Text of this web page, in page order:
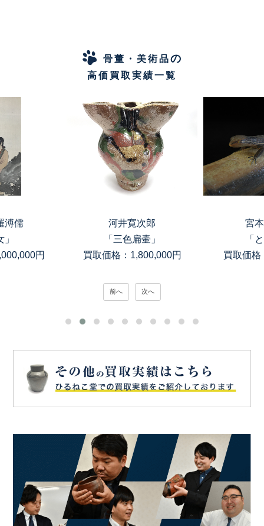
骨董・美術品の
高価買取実績一覧
溥儒
円
河井寛次郎
「三色扁壷」
買取価格：1,800,000円
宮
「
買取価格
前へ 次へ